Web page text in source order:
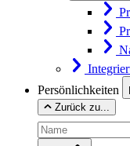
Persönlichkeiten
Zurück zu...